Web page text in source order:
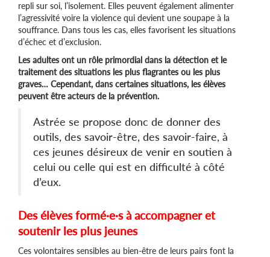
repli sur soi, l’isolement. Elles peuvent également alimenter
l’agressivité voire la violence qui devient une soupape à la
souffrance. Dans tous les cas, elles favorisent les situations
d’échec et d’exclusion.
Les adultes ont un rôle primordial dans la détection et le
traitement des situations les plus flagrantes ou les plus
graves… Cependant, dans certaines situations, les élèves
peuvent être acteurs de la prévention.
Astrée se propose donc de donner des
outils, des savoir-être, des savoir-faire, à
ces jeunes désireux de venir en soutien à
celui ou celle qui est en difficulté à côté
d’eux.
Des élèves formé·e·s à accompagner et
soutenir les plus jeunes
Ces volontaires sensibles au bien-être de leurs pairs font la